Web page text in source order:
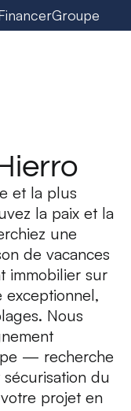
Groupe
et la plus
la paix et la
une
de vacances
immobilier sur
exceptionnel,
Nous
— recherche
du
projet en